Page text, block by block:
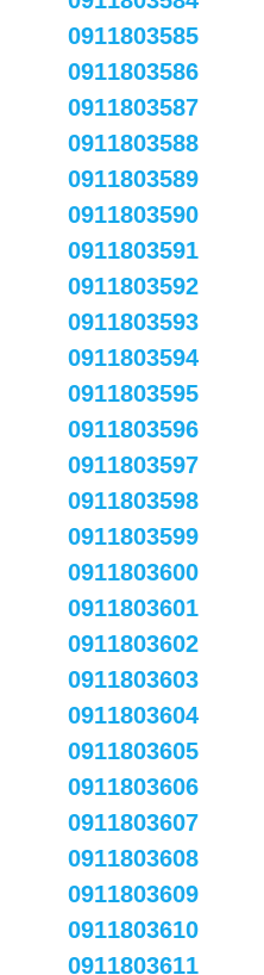
0911803585
0911803586
0911803587
0911803588
0911803589
0911803590
0911803591
0911803592
0911803593
0911803594
0911803595
0911803596
0911803597
0911803598
0911803599
0911803600
0911803601
0911803602
0911803603
0911803604
0911803605
0911803606
0911803607
0911803608
0911803609
0911803610
0911803611